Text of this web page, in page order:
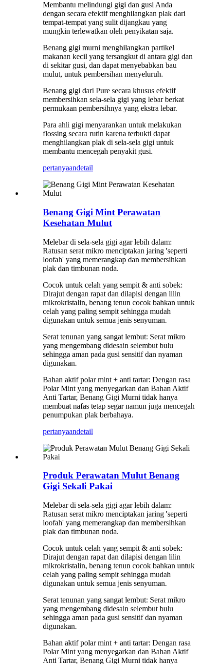
Membantu melindungi gigi dan gusi Anda
dengan secara efektif menghilangkan plak dari
tempat-tempat yang sulit dijangkau yang
mungkin terlewatkan oleh penyikatan saja.
Benang gigi murni menghilangkan partikel
makanan kecil yang tersangkut di antara gigi dan
di sekitar gusi, dan dapat menyebabkan bau
mulut, untuk pembersihan menyeluruh.
Benang gigi dari Pure secara khusus efektif
membersihkan sela-sela gigi yang lebar berkat
permukaan pembersihnya yang ekstra lebar.
Para ahli gigi menyarankan untuk melakukan
flossing secara rutin karena terbukti dapat
menghilangkan plak di sela-sela gigi untuk
membantu mencegah penyakit gusi.
pertanyaandetail
Benang Gigi Mint Perawatan
Kesehatan Mulut
Melebar di sela-sela gigi agar lebih dalam:
Ratusan serat mikro menciptakan jaring 'seperti
loofah' yang memerangkap dan membersihkan
plak dan timbunan noda.
Cocok untuk celah yang sempit & anti sobek:
Dirajut dengan rapat dan dilapisi dengan lilin
mikrokristalin, benang tenun cocok bahkan untuk
celah yang paling sempit sehingga mudah
digunakan untuk semua jenis senyuman.
Serat tenunan yang sangat lembut: Serat mikro
yang mengembang didesain selembut bulu
sehingga aman pada gusi sensitif dan nyaman
digunakan.
Bahan aktif polar mint + anti tartar: Dengan rasa
Polar Mint yang menyegarkan dan Bahan Aktif
Anti Tartar, Benang Gigi Murni tidak hanya
membuat nafas tetap segar namun juga mencegah
penumpukan plak berbahaya.
pertanyaandetail
Produk Perawatan Mulut Benang
Gigi Sekali Pakai
Melebar di sela-sela gigi agar lebih dalam:
Ratusan serat mikro menciptakan jaring 'seperti
loofah' yang memerangkap dan membersihkan
plak dan timbunan noda.
Cocok untuk celah yang sempit & anti sobek:
Dirajut dengan rapat dan dilapisi dengan lilin
mikrokristalin, benang tenun cocok bahkan untuk
celah yang paling sempit sehingga mudah
digunakan untuk semua jenis senyuman.
Serat tenunan yang sangat lembut: Serat mikro
yang mengembang didesain selembut bulu
sehingga aman pada gusi sensitif dan nyaman
digunakan.
Bahan aktif polar mint + anti tartar: Dengan rasa
Polar Mint yang menyegarkan dan Bahan Aktif
Anti Tartar, Benang Gigi Murni tidak hanya